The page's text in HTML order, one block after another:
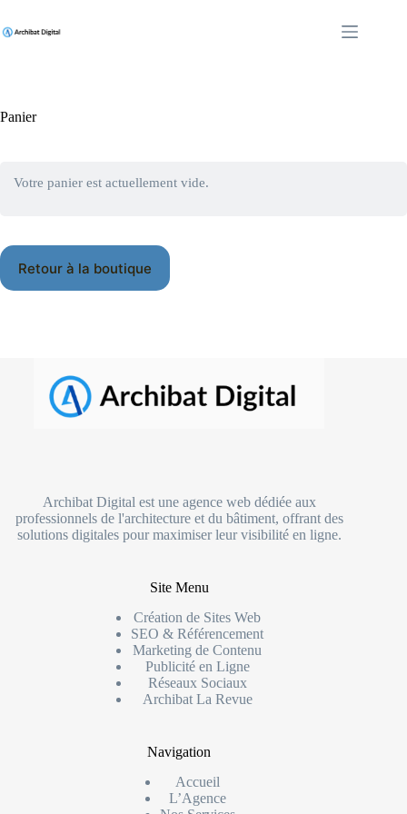
au
contenu
Panier
Votre panier est actuellement vide.
Retour à la boutique
Archibat Digital est une agence web dédiée aux
professionnels de l'architecture et du bâtiment, offrant des
solutions digitales pour maximiser leur visibilité en ligne.
Site Menu
Création de Sites Web
SEO & Référencement
Marketing de Contenu
Publicité en Ligne
Réseaux Sociaux
Archibat La Revue
Navigation
Accueil
L’Agence